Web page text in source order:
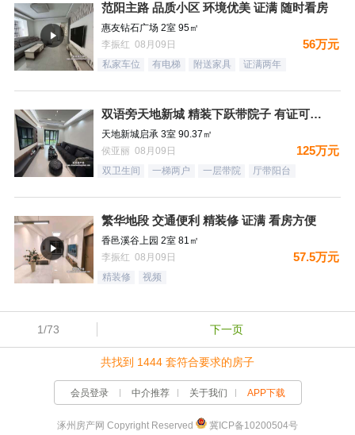
范阳主路 品质小区 环境优美 证满 随时看房
惠友钻石广场 2室 95㎡
李振红 08月09日
56万元
私家车位 有电梯 附送家具 证满两年
双语旁天地新城 精装下跃带院子 有证可贷款
天地新城启承 3室 90.37㎡
侯亚丽 08月09日
125万元
双卫生间 一梯两户 一层带院 厅带阳台
繁华地段 交通便利 精装修 证满 看房方便
香邑溪谷上园 2室 81㎡
李振红 08月09日
57.5万元
精装修 视频
1/73 下一页
共找到 1444 套符合要求的房子
会员登录 中介推荐 关于我们 APP下载
涿州房产网 Copyright Reserved 冀ICP备10200504号